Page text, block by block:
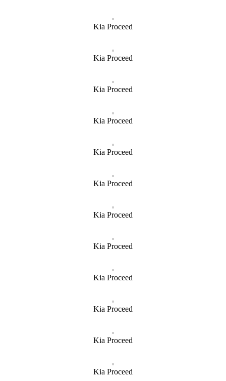
Kia Proceed
Kia Proceed
Kia Proceed
Kia Proceed
Kia Proceed
Kia Proceed
Kia Proceed
Kia Proceed
Kia Proceed
Kia Proceed
Kia Proceed
Kia Proceed